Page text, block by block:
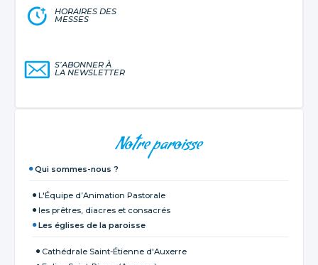
HORAIRES DES
MESSES
S’ABONNER À
LA NEWSLETTER
Notre paroisse
Qui sommes-nous ?
L'Équipe d’Animation Pastorale
les prêtres, diacres et consacrés
Les églises de la paroisse
Cathédrale Saint-Étienne d'Auxerre